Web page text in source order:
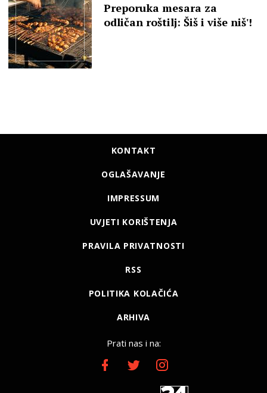
Preporuka mesara za
odličan roštilj: Šiš i više niš'!
KONTAKT
OGLAŠAVANJE
IMPRESSUM
UVJETI KORIŠTENJA
PRAVILA PRIVATNOSTI
RSS
POLITIKA KOLAČIĆA
ARHIVA
Prati nas i na: